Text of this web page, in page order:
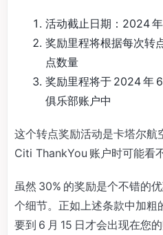
活动截止日期：2024 年
奖励里程将根据每次转
点数量
奖励里程将于 2024 年
俱乐部账户中
这个转点奖励活动是卡塔尔航
Citi ThankYou 账户时可能看
虽然 30% 的奖励是个不错的
个细节。正如上述条款中加粗
要到 6 月 15 日才会出现在您